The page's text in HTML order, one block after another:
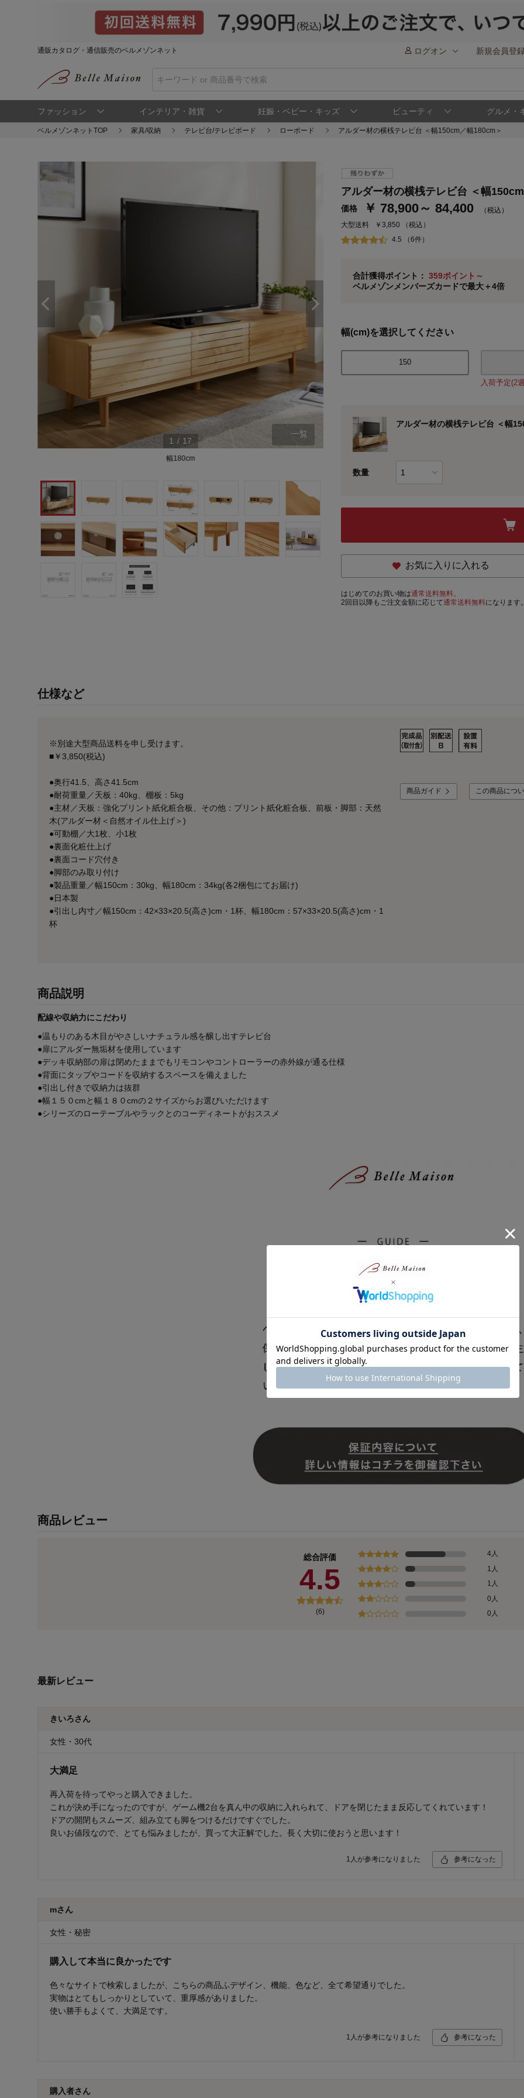
通販カタログ・通信販売のベルメゾンネット ログオン 新規会員登録
ファッション インテリア・雑貨 妊娠・ベビー・キッズ ビューティ グルメ・
ベルメゾンネットTOP 家具/収納 テレビ台/テレビボード ローボード アルダー材の横桟テレビ台 ＜幅150cm／幅180cm＞
幅180cm
1 / 17
一覧
アルダー材の横桟テレビ台 ＜幅
価格 ￥ 78,900～ 84,400
（税込）
大型送料
￥3,850
（税込）
4.5 （6件）
合計獲得ポイント：359ポイント～
ベルメゾンメンバーズカードで最大＋4倍
ステージが上がれば送料無料・返品引取無料！
通常商品送料無料 返品引取無料（JCBのみ）
※メンバーズカードの加算ポイントはステージ倍率適
幅(cm)を選択してください
150
入荷予定(2
アルダー材の横桟テレビ台 ＜幅
数量
お気に入りに入れる
はじめてのお買い物は通常送料無料。
2回目以降もご注文金額に応じて通常送料無料になります
仕様など
※別途大型商品送料を申し受けます。
■￥3,850(税込)
●奥行41.5、高さ41.5cm
●耐荷重量／天板：40kg、棚板：5kg
●主材／天板：強化プリント紙化粧合板、その他：プリント紙化粧合板、前板・脚部：天然
木(アルダー材＜自然オイル仕上げ＞)
●可動棚／大1枚、小1枚
●裏面化粧仕上げ
●裏面コード穴付き
●脚部のみ取り付け
●製品重量／幅150cm：30kg、幅180cm：34kg(各2梱包にてお届け)
●日本製
●引出し内寸／幅150cm：42×33×20.5(高さ)cm・1杯、幅180cm：57×33×20.5(高さ)cm・1
杯
商品ガイド この商品につ
商品説明
配線や収納力にこだわり
●温もりのある木目がやさしいナチュラル感を醸し出すテレビ台
●扉にアルダー無垢材を使用しています
●デッキ収納部の扉は閉めたままでもリモコンやコントローラーの赤外線が通る仕様
●背面にタップやコードを収納するスペースを備えました
●引出し付きで収納力は抜群
●幅１５０cmと幅１８０cmの２サイズからお選びいただけます
●シリーズのローテーブルやラックとのコーディネートがおススメ
商品レビュー
総合評価
4.5
(6)
4人
1人
1人
0人
0人
最新レビュー
きいろさん
女性・30代
大満足
再入荷を待ってやっと購入できました。
これが決め手になったのですが、ゲーム機2台を真ん中の収納に入れられて、ドアを閉じたまま反応してくれています！
ドアの開閉もスムーズ、組み立ても脚をつけるだけですぐでした。
良いお値段なので、とても悩みましたが、買って大正解でした。長く大切に使おうと思います！
1 人が参考になりました 参考になった
mさん
女性・秘密
購入して本当に良かったです
色々なサイトで検索しましたが、こちらの商品ふデザイン、機能、色など、全て希望通りでした。
実物はとてもしっかりとしていて、重厚感がありました。
使い勝手もよくて、大満足です。
1 人が参考になりました 参考になった
購入者さん